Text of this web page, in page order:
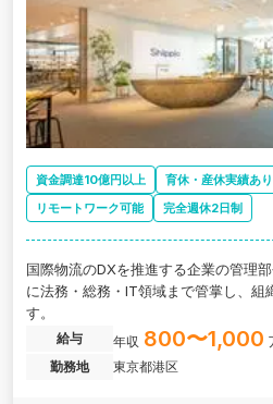
資金調達10億円以上 育休・産休実績あり
リモートワーク可能
完全週休2日制
国際物流のDXを推進する企業の管理
に法務・総務・IT領域まで管掌し、組
す。
給与 年収 800〜1,000
勤務地
東京都港区